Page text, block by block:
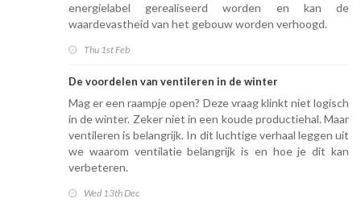
energielabel gerealiseerd worden en kan de
waardevastheid van het gebouw worden verhoogd.
Thu 1st Feb
De voordelen van ventileren in de winter
Mag er een raampje open? Deze vraag klinkt niet logisch
in de winter. Zeker niet in een koude productiehal. Maar
ventileren is belangrijk. In dit luchtige verhaal leggen uit
we waarom ventilatie belangrijk is en hoe je dit kan
verbeteren.
Wed 13th Dec